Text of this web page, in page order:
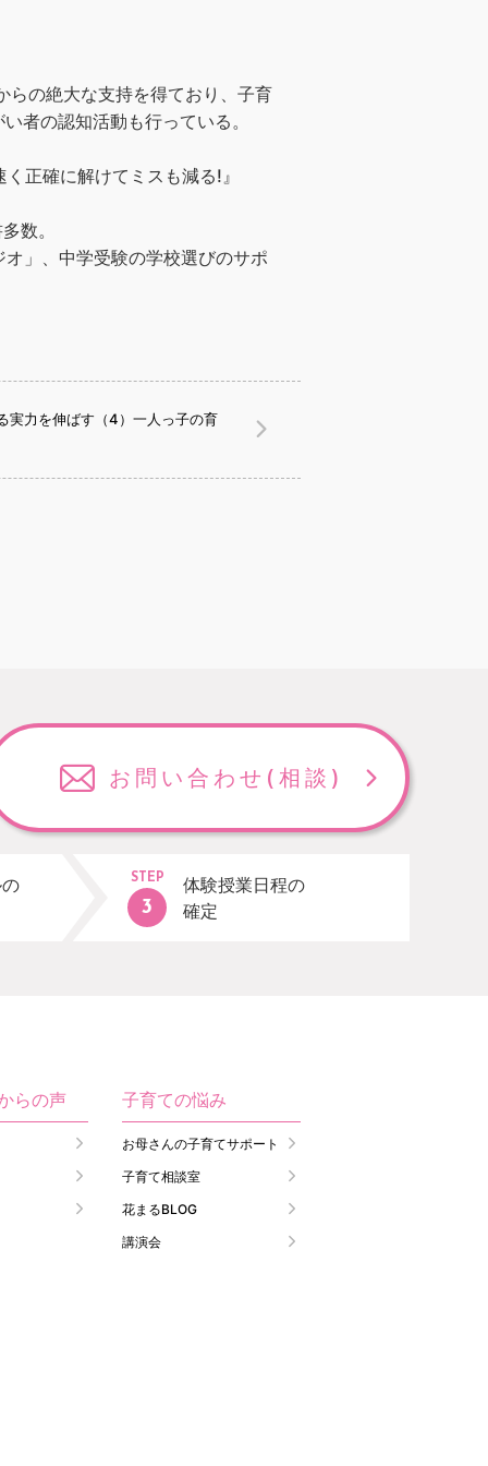
ら‌の‌絶‌大‌な‌支持を‌得‌て‌おり、子‌育‌
者の認知活動も行っている。
正確に解けてミスも減る!』
数。‌
」、‌中‌学‌受‌験‌の‌学‌校‌選‌び‌の‌サ‌ポ
実力を伸ばす（4）一人っ子の育
お問い合わせ (相談)
STEP
体験授業日程の
確定
らの声 子育ての悩み
お母さんの子育てサポート
子育て相談室
花まるBLOG
講演会